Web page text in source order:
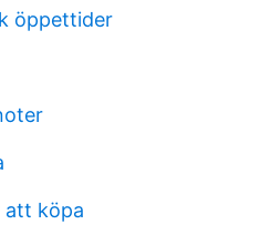
öppettider
att köpa